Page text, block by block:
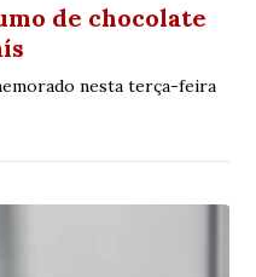
de chocolate
nesta terça-feira